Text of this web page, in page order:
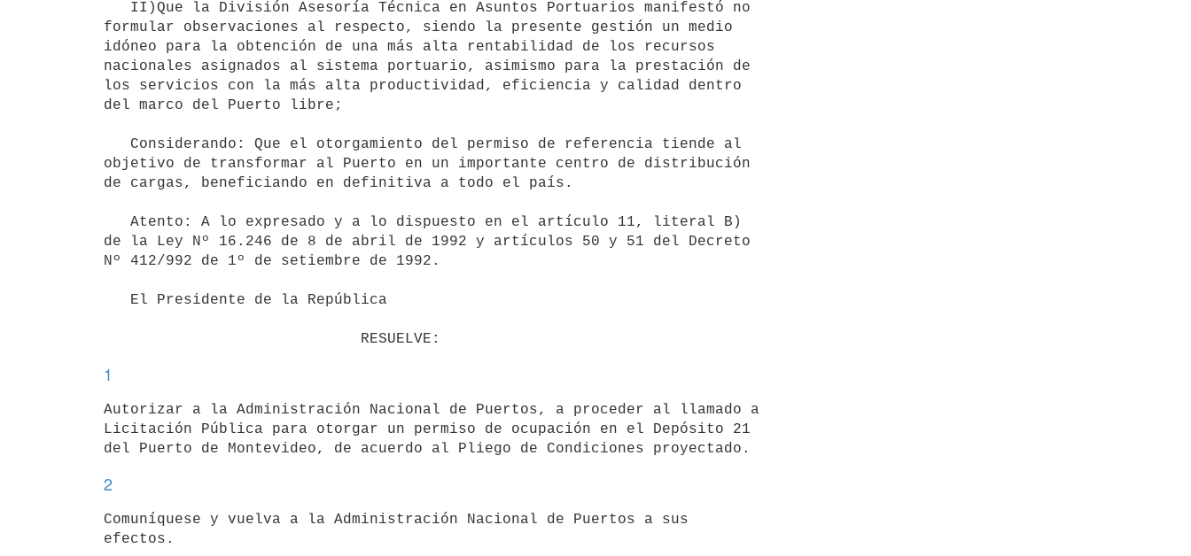
formular observaciones al respecto, siendo la presente gestión un medio
idóneo para la obtención de una más alta rentabilidad de los recursos
nacionales asignados al sistema portuario, asimismo para la prestación de
los servicios con la más alta productividad, eficiencia y calidad dentro
del marco del Puerto libre;
objetivo de transformar al Puerto en un importante centro de distribución
de cargas, beneficiando en definitiva a todo el país.
de la Ley Nº 16.246 de 8 de abril de 1992 y artículos 50 y 51 del Decreto
Nº 412/992 de 1º de setiembre de 1992.
1
Autorizar a la Administración Nacional de Puertos, a proceder al llamado a
Licitación Pública para otorgar un permiso de ocupación en el Depósito 21
2
Comuníquese y vuelva a la Administración Nacional de Puertos a sus